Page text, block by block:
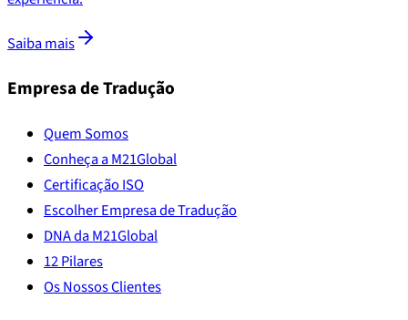
Saiba mais
Empresa de Tradução
Quem Somos
Conheça a M21Global
Certificação ISO
Escolher Empresa de Tradução
DNA da M21Global
12 Pilares
Os Nossos Clientes